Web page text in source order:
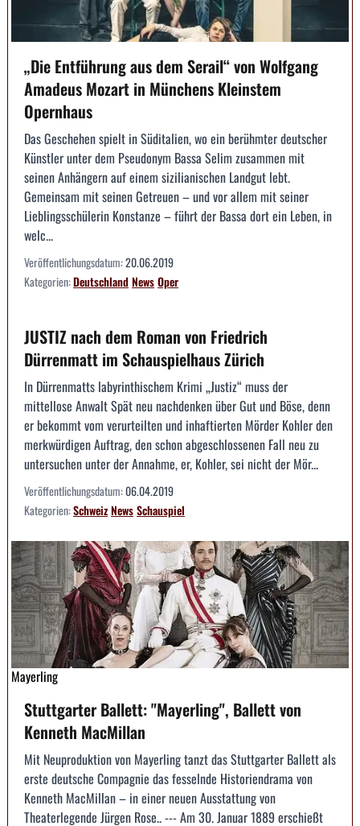
„Die Entführung aus dem Serail“ von Wolfgang
Amadeus Mozart in Münchens Kleinstem
Opernhaus
Das Geschehen spielt in Süditalien, wo ein berühmter deutscher
Künstler unter dem Pseudonym Bassa Selim zusammen mit
seinen Anhängern auf einem sizilianischen Landgut lebt.
Gemeinsam mit seinen Getreuen – und vor allem mit seiner
Lieblingsschülerin Konstanze – führt der Bassa dort ein Leben, in
welc...
Veröffentlichungsdatum:20.06.2019
Kategorien:DeutschlandNewsOper
JUSTIZ nach dem Roman von Friedrich
Dürrenmatt im Schauspielhaus Zürich
In Dürrenmatts labyrinthischem Krimi „Justiz“ muss der
mittellose Anwalt Spät neu nachdenken über Gut und Böse, denn
er bekommt vom verurteilten und inhaftierten Mörder Kohler den
merkwürdigen Auftrag, den schon abgeschlossenen Fall neu zu
untersuchen unter der Annahme, er, Kohler, sei nicht der Mör...
Veröffentlichungsdatum:06.04.2019
Kategorien:SchweizNewsSchauspiel
Mayerling
Stuttgarter Ballett: "Mayerling", Ballett von
Kenneth MacMillan
Mit Neuproduktion von Mayerling tanzt das Stuttgarter Ballett als
erste deutsche Compagnie das fesselnde Historiendrama von
Kenneth MacMillan – in einer neuen Ausstattung von
Theaterlegende Jürgen Rose.. --- Am 30. Januar 1889 erschießt